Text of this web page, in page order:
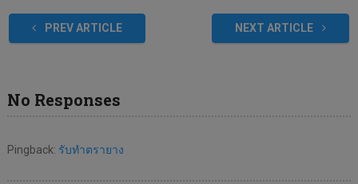
PREV ARTICLE NEXT ARTICLE
No Responses
Pingback: รับทำตรายาง